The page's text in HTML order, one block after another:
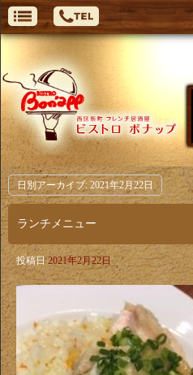
日別アーカイブ: 2021年2月22日
ランチメニュー
投稿日 2021年2月22日